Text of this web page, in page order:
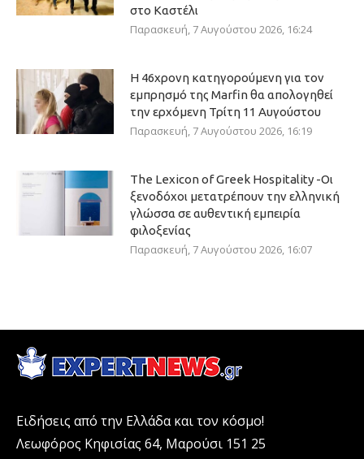
στο Καστέλι
Παρασκευή, 7 Αυγούστου 2026, 16:24
Η 46χρονη κατηγορούμενη για τον
εμπρησμό της Marfin θα απολογηθεί
την ερχόμενη Τρίτη 11 Αυγούστου
Παρασκευή, 7 Αυγούστου 2026, 16:19
The Lexicon of Greek Hospitality -Οι
ξενοδόχοι μετατρέπουν την ελληνική
γλώσσα σε αυθεντική εμπειρία
φιλοξενίας
Παρασκευή, 7 Αυγούστου 2026, 16:07
Ειδήσεις από την Ελλάδα και τον κόσμο!
Λεωφόρος Κηφισίας 64, Μαρούσι 151 25